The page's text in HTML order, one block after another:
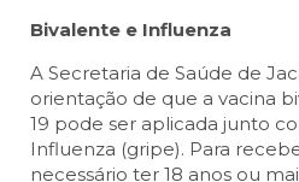
Bivalente e Influenza
A Secretaria de Saúde de
orientação de que a vacina
19 pode ser aplicada junto
Influenza (gripe). Para
necessário ter 18 anos ou